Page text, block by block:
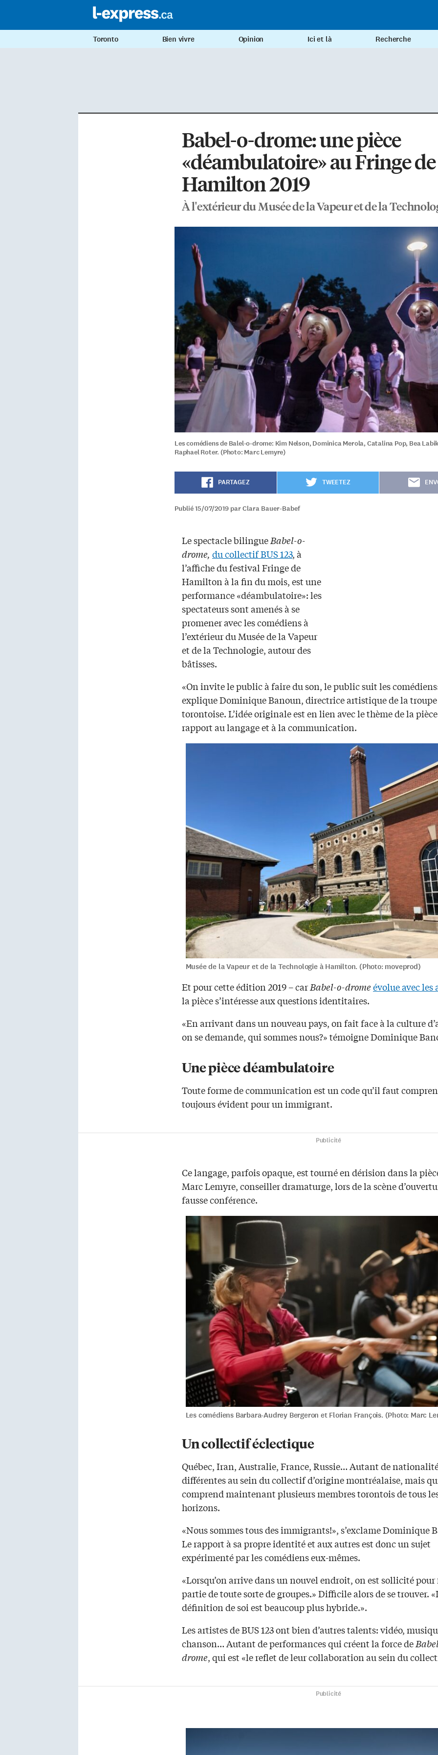
Toronto Bien vivre Opinion Ici et là Recherche
Babel-o-drome: une pièce
«déambulatoire» au Fringe de
Hamilton 2019
À l'extérieur du Musée de la Vapeur et de la
Les comédiens de Balel-o-drome: Kim Nelson, Dominica Merola, Catalina Pop, Bea
Raphael Roter. (Photo: Marc Lemyre)
PARTAGEZ TWEETEZ
Publié 15/07/2019 par Clara Bauer-Babef
Le spectacle bilingueBabel-o-
drome, du collectif BUS 123, à
l’affiche du festival Fringe de
Hamilton à la fin du mois, est une
performance «déambulatoire»: les
spectateurs sont amenés à se
promener avec les comédiens à
l’extérieur du Musée de la Vapeur
et de la Technologie, autour des
bâtisses.
«On invite le public à faire du son, le public suit les
explique Dominique Banoun, directrice artistique de la troupe
torontoise. L’idée originale est en lien avec le thème de la
rapport au langage et à la communication.
Musée de la Vapeur et de la Technologie à Hamilton. (Photo: moveprod)
Et pour cette édition 2019 – carBabel-o-dromeévolue avec les
la pièce s’intéresse aux questions identitaires.
«En arrivant dans un nouveau pays, on fait face à la culture
on se demande, qui sommes nous?» témoigne Dominique
Une pièce déambulatoire
Toute forme de communication est un code qu’il faut
toujours évident pour un immigrant.
Publicité
Ce langage, parfois opaque, est tourné en dérision dans la
Marc Lemyre, conseiller dramaturge, lors de la scène
fausse conférence.
Les comédiens Barbara-Audrey Bergeron et Florian François. (Photo: Marc
Un collectif éclectique
Québec, Iran, Australie, France, Russie… Autant de
différentes au sein du collectif d’origine montréalaise, mais
comprend maintenant plusieurs membres torontois de tous
horizons.
«Nous sommes tous des immigrants!», s’exclame Dominique
Le rapport à sa propre identité et aux autres est donc un sujet
expérimenté par les comédiens eux-mêmes.
«Lorsqu’on arrive dans un nouvel endroit, on est sollicité
partie de toute sorte de groupes.» Difficile alors de se trouver.
définition de soi est beaucoup plus hybride.».
Les artistes de BUS 123 ont bien d’autres talents: vidéo,
chanson… Autant de performances qui créent la force de
drome, qui est «le reflet de leur collaboration au sein du
Publicité